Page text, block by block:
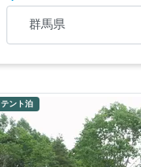
群馬県
テント泊